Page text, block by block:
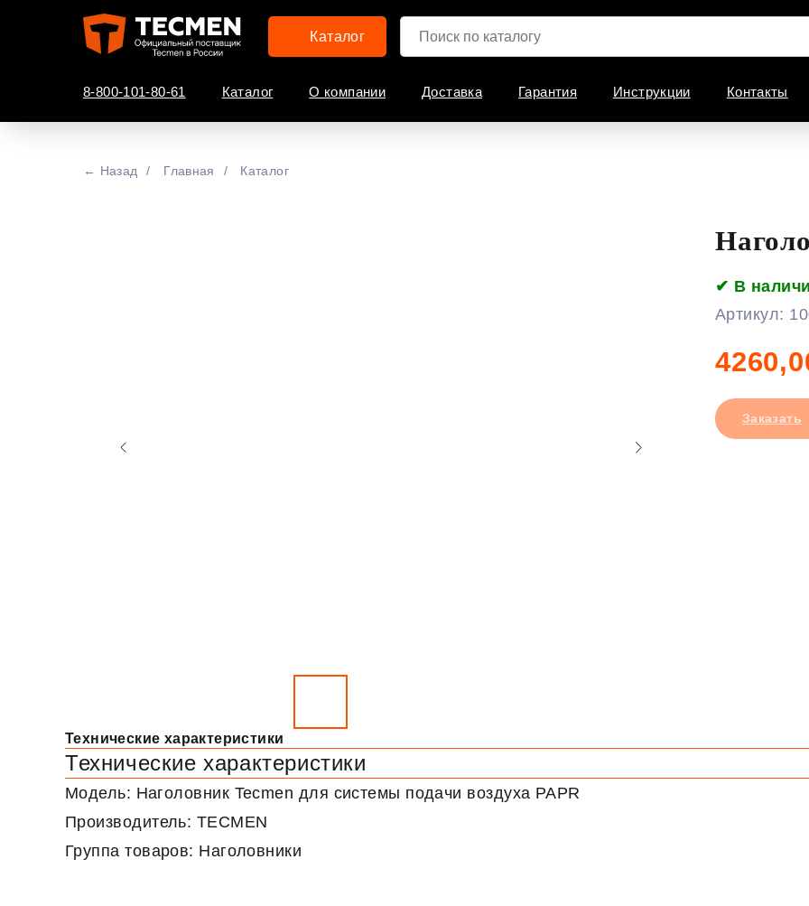
Каталог
8-800-101-80-61 Каталог О компании Доставка Гарантия Инструкции Контакты
← Назад / Главная / Каталог
✔ В
Артикул:
Заказать
Технические характеристики
Технические характеристики
Модель: Наголовник Tecmen для системы подачи воздуха PAPR
Производитель: TECMEN
Группа товаров: Наголовники